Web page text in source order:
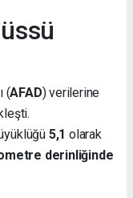
(AFAD) verilerine
5,1 olarak
derinliğinde